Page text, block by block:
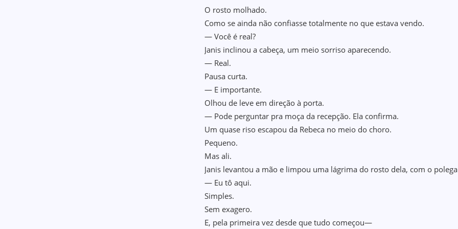
O rosto molhado.
Como se ainda não confiasse totalmente no que estava vendo.
— Você é real?
Janis inclinou a cabeça, um meio sorriso aparecendo.
— Real.
Pausa curta.
— E importante.
Olhou de leve em direção à porta.
— Pode perguntar pra moça da recepção. Ela confirma.
Um quase riso escapou da Rebeca no meio do choro.
Pequeno.
Mas ali.
Janis levantou a mão e limpou uma lágrima do rosto dela, com o
— Eu tô aqui.
Simples.
Sem exagero.
E, pela primeira vez desde que tudo começou—